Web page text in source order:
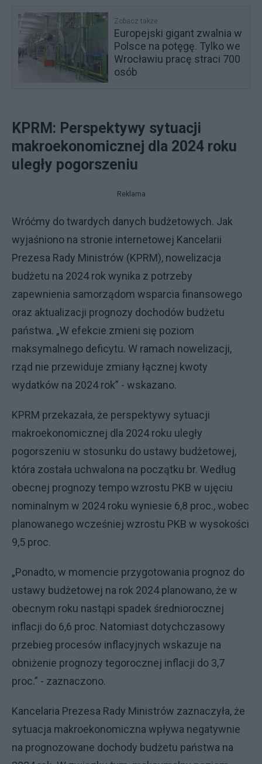
Zobacz także
Europejski gigant zwalnia w
Polsce na potęgę. Tylko we
Wrocławiu pracę straci 700
osób
KPRM: Perspektywy sytuacji
makroekonomicznej dla 2024 roku
uległy pogorszeniu
Reklama
Wróćmy do twardych danych budżetowych. Jak
wyjaśniono na stronie internetowej Kancelarii
Prezesa Rady Ministrów (KPRM), nowelizacja
budżetu na 2024 rok wynika z potrzeby
zapewnienia samorządom wsparcia finansowego
oraz aktualizacji prognozy dochodów budżetu
państwa. „W efekcie zmieni się poziom
maksymalnego deficytu. W ramach nowelizacji,
rząd nie przewiduje zmiany łącznej kwoty
wydatków na 2024 rok” - wskazano.
KPRM przekazała, że perspektywy sytuacji
makroekonomicznej dla 2024 roku uległy
pogorszeniu w stosunku do ustawy budżetowej,
która została uchwalona na początku br. Według
obecnej prognozy tempo wzrostu PKB w ujęciu
nominalnym w 2024 roku wyniesie 6,8 proc., wobec
planowanego wcześniej wzrostu PKB w wysokości
9,5 proc.
„Ponadto, w momencie przygotowania prognoz do
ustawy budżetowej na rok 2024 planowano, że w
obecnym roku nastąpi spadek średniorocznej
inflacji do 6,6 proc. Natomiast dotychczasowy
przebieg procesów inflacyjnych wskazuje na
obniżenie prognozy tegorocznej inflacji do 3,7
proc.” - zaznaczono.
Kancelaria Prezesa Rady Ministrów zaznaczyła, że
sytuacja makroekonomiczna wpływa negatywnie
na prognozowane dochody budżetu państwa na